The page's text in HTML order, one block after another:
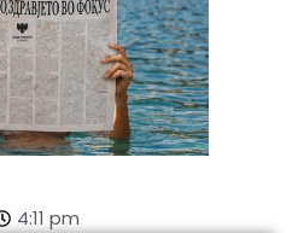
4:11 pm